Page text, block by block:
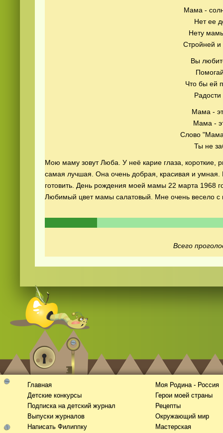
Мама -
Нет ее
Нету
Стройней и
Вы
Что бы ей
Радости
Мама -
Мама -
Слово
Ты не
Мою маму зовут Люба. У неё карие глаза,
самая лучшая. Она очень добрая, красивая и
готовить. День рождения моей мамы 22 марта 1968
Любимый цвет мамы салатовый. Мне очень весело
Всего
Главная
Детские конкурсы
Подписка на детский журнал
Выпуски журналов
Написать Филиппку
Моя Родина - Россия
Герои моей страны
Рецепты
Окружающий мир
Мастерская